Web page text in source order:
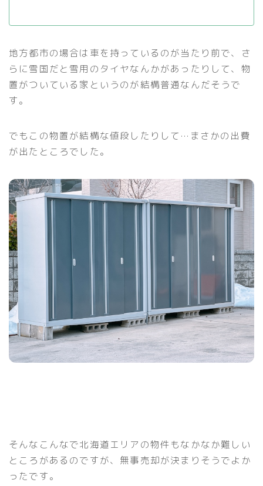
地方都市の場合は車を持っているのが当たり前で、さ
らに雪国だと雪用のタイヤなんかがあったりして、物
置がついている家というのが結構普通なんだそうで
す。
でもこの物置が結構な値段したりして…まさかの出費
が出たところでした。
そんなこんなで北海道エリアの物件もなかなか難しい
ところがあるのですが、無事売却が決まりそうでよか
ったです。